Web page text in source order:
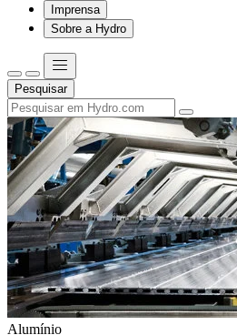
Imprensa
Sobre a Hydro
Pesquisar
Alumínio